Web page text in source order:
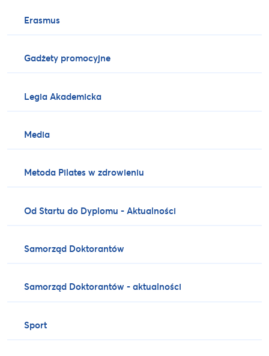
Erasmus
Gadżety promocyjne
Legia Akademicka
Media
Metoda Pilates w zdrowieniu
Od Startu do Dyplomu - Aktualności
Samorząd Doktorantów
Samorząd Doktorantów - aktualności
Sport